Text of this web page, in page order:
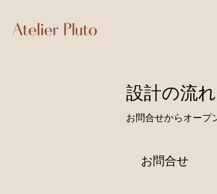
設計の流
お問合せからオープ
お問合せ